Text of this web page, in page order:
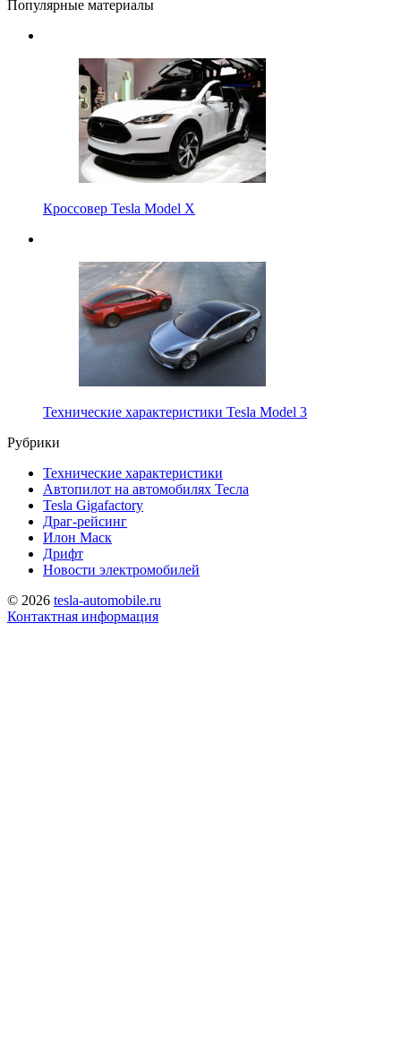
Популярные материалы
Кроссовер Tesla Model X
Технические характеристики Tesla Model 3
Рубрики
Технические характеристики
Автопилот на автомобилях Тесла
Tesla Gigafactory
Драг-рейсинг
Илон Маск
Дрифт
Новости электромобилей
© 2026 tesla-automobile.ru
Контактная информация